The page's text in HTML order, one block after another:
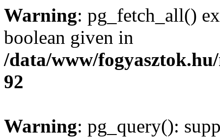
Warning: pg_fetch_all()
boolean given in
/data/www/
92
Warning: pg_query():